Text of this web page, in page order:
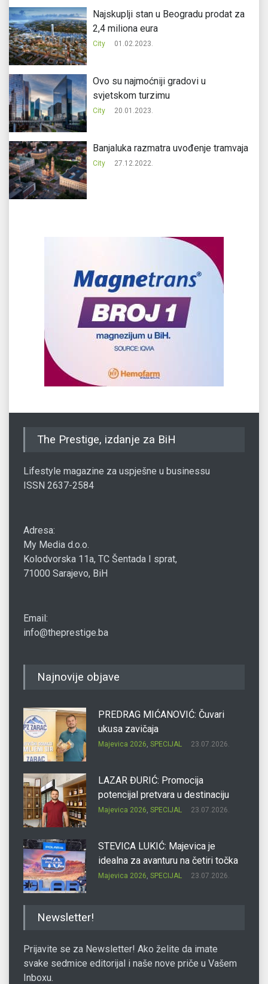
Najskuplji stan u Beogradu prodat za
2,4 miliona eura
City 01.02.2023.
Ovo su najmoćniji gradovi u
svjetskom turzimu
City 20.01.2023.
Banjaluka razmatra uvođenje tramvaja
City 27.12.2022.
The Prestige, izdanje za BiH
Lifestyle magazine za uspješne u businessu
ISSN 2637-2584
Adresa:
My Media d.o.o.
Kolodvorska 11a, TC Šentada I sprat,
71000 Sarajevo, BiH
Email:
info@theprestige.ba
Najnovije objave
PREDRAG MIĆANOVIĆ: Čuvari
ukusa zavičaja
Majevica 2026, SPECIJAL 23.07.2026.
LAZAR ĐURIĆ: Promocija
potencijal pretvara u destinaciju
Majevica 2026, SPECIJAL 23.07.2026.
STEVICA LUKIĆ: Majevica je
idealna za avanturu na četiri točka
Majevica 2026, SPECIJAL 23.07.2026.
Newsletter!
Prijavite se za Newsletter! Ako želite da imate
svake sedmice editorijal i naše nove priče u Vašem
Inboxu.